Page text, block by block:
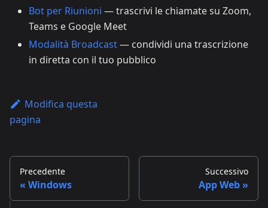
Bot per Riunioni — trascrivi le chiamate su Zoom,
Teams e Google Meet
Modalità Broadcast— condividi una trascrizione
in diretta con il tuo pubblico
Modifica questa
pagina
Precedente
Windows
Successivo
App Web